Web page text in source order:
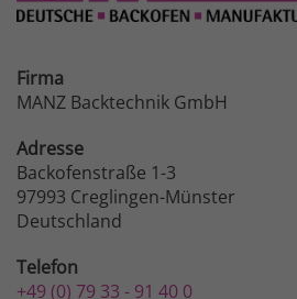
Firma
MANZ Backtechnik GmbH
Adresse
Backofenstraße 1-3
97993 Creglingen-Münster
Deutschland
Telefon
+49 (0) 79 33 - 91 40 0